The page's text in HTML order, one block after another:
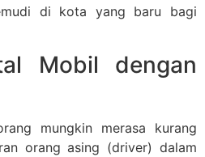
di kota yang baru bagi
Mobil dengan
mungkin merasa kurang
orang asing (driver) dalam